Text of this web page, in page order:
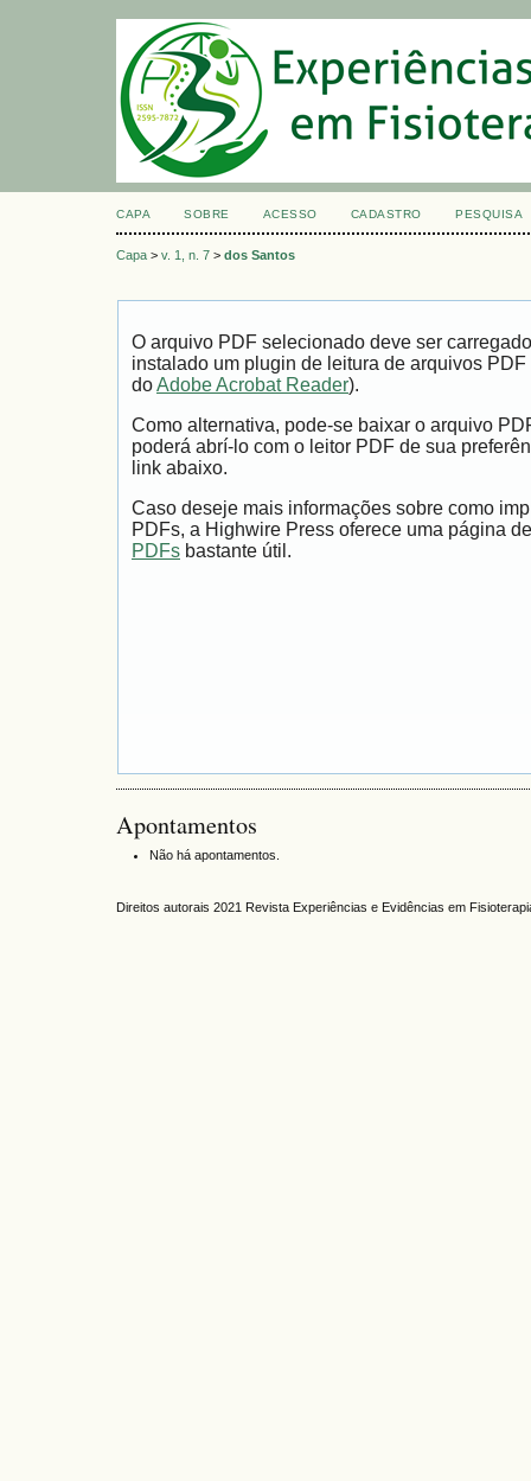
CAPA SOBRE ACESSO CADASTRO PESQUISA
Capa > v. 1, n. 7 > dos Santos
O arquivo PDF selecionado deve ser
instalado um plugin de leitura de arquivos
doAdobe Acrobat Reader).
Como alternativa, pode-se baixar o arquivo
poderá abrí-lo com o leitor PDF de sua
link abaixo.
Caso deseje mais informações sobre como
PDFs, a Highwire Press oferece uma página
PDFs bastante útil.
Apontamentos
Não há apontamentos.
Direitos autorais 2021 Revista Experiências e Evidências em